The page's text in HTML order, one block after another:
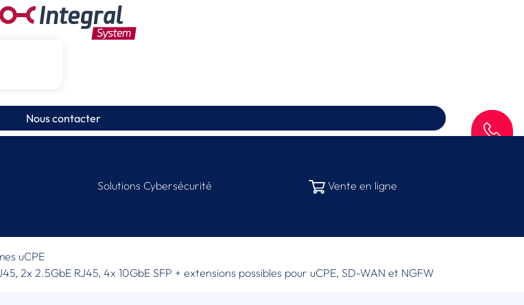
Nous contacter
Solutions Cybersécurité Vente en ligne
uCPE
2x 2.5GbE RJ45, 4x 10GbE SFP + extensions possibles pour uCPE, SD-WAN et NGFW